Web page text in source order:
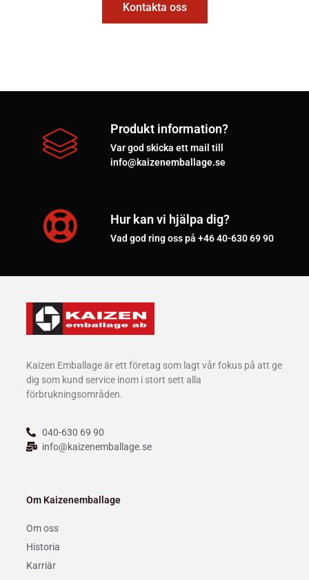
Kontakta oss
Produkt information?
Var god skicka ett mail till
info@kaizenemballage.se
Hur kan vi hjälpa dig?
Vad god ring oss på +46 40-630 69 90
Kaizen Emballage är ett företag som lagt vår fokus på att ge
dig som kund service inom i stort sett alla
förbrukningsområden.
040-630 69 90
info@kaizenemballage.se
Om Kaizenemballage
Om oss
Historia
Karriär